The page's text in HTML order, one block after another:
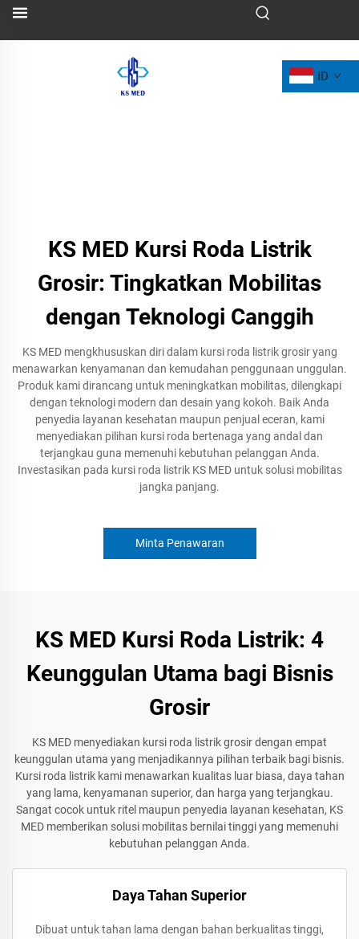
ID
KS MED Kursi Roda Listrik
Grosir: Tingkatkan Mobilitas
dengan Teknologi Canggih
KS MED mengkhususkan diri dalam kursi roda listrik grosir yang
menawarkan kenyamanan dan kemudahan penggunaan unggulan.
Produk kami dirancang untuk meningkatkan mobilitas, dilengkapi
dengan teknologi modern dan desain yang kokoh. Baik Anda
penyedia layanan kesehatan maupun penjual eceran, kami
menyediakan pilihan kursi roda bertenaga yang andal dan
terjangkau guna memenuhi kebutuhan pelanggan Anda.
Investasikan pada kursi roda listrik KS MED untuk solusi mobilitas
jangka panjang.
Minta Penawaran
KS MED Kursi Roda Listrik: 4
Keunggulan Utama bagi Bisnis
Grosir
KS MED menyediakan kursi roda listrik grosir dengan empat
keunggulan utama yang menjadikannya pilihan terbaik bagi bisnis.
Kursi roda listrik kami menawarkan kualitas luar biasa, daya tahan
yang lama, kenyamanan superior, dan harga yang terjangkau.
Sangat cocok untuk ritel maupun penyedia layanan kesehatan, KS
MED memberikan solusi mobilitas bernilai tinggi yang memenuhi
kebutuhan pelanggan Anda.
Daya Tahan Superior
Dibuat untuk tahan lama dengan bahan berkualitas tinggi,